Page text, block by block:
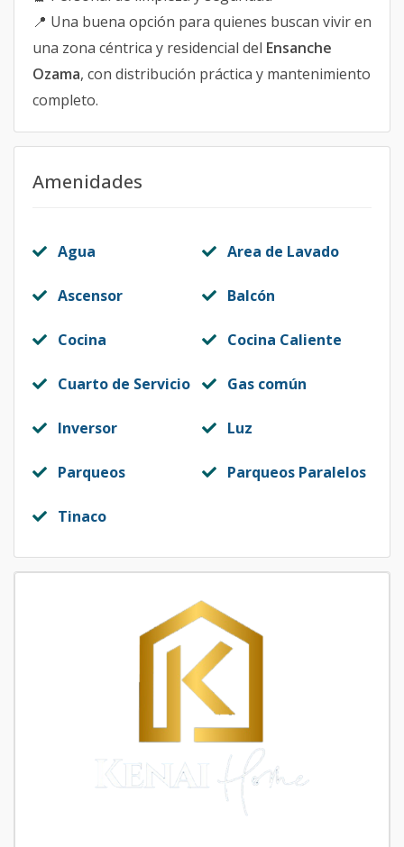
📍 Una buena opción para quienes buscan vivir en
una zona céntrica y residencial del Ensanche
Ozama, con distribución práctica y mantenimiento
completo.
Amenidades
Agua Area de Lavado
Ascensor Balcón
Cocina Cocina Caliente
Cuarto de Servicio Gas común
Inversor Luz
Parqueos Parqueos Paralelos
Tinaco